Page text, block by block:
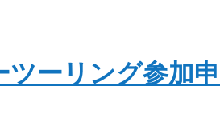
ツーリング参加